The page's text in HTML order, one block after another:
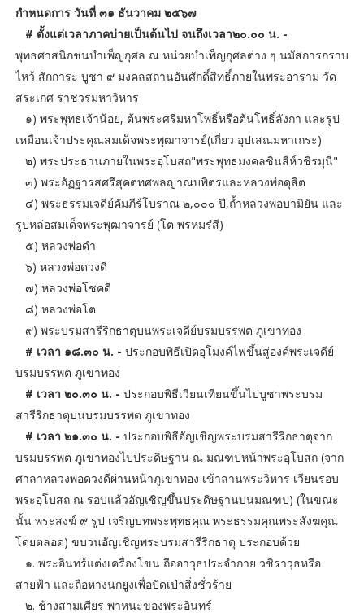
กำหนดการ วันที่ ๓๑ ธันวาคม ๒๕๖๗
# ตั้งแต่เวลาภาคบ่ายเป็นต้นไป จนถึงเวลา๒๐.๐๐ น. -
พุทธศาสนิกชนบำเพ็ญกุศล ณ หน่วยบำเพ็ญกุศลต่าง ๆ นมัสการกราบ
ไหว้ สักการะ บูชา ๙ มงคลสถานอันศักดิ์สิทธิ์ภายในพระอาราม วัด
สระเกศ ราชวรมหาวิหาร
๑) พระพุทธเจ้าน้อย, ต้นพระศรีมหาโพธิ์หรือต้นโพธิ์ลังกา และรูป
เหมือนเจ้าประคุณสมเด็จพระพุฒาจารย์(เกี่ยว อุปเสณมหาเถระ)
๒) พระประธานภายในพระอุโบสถ"พระพุทธมงคลชินสีห์วชิรมุนี"
๓) พระอัฏฐารสศรีสุคตทศพลญาณบพิตรและหลวงพ่อดุสิต
๔) พระธรรมเจดีย์คัมภีร์โบราณ ๒,๐๐๐ ปี,ถ้ำหลวงพ่อบามิยัน และ
รูปหล่อสมเด็จพระพุฒาจารย์ (โต พรหมรํสี)
๕) หลวงพ่อดำ
๖) หลวงพ่อดวงดี
๗) หลวงพ่อโชคดี
๘) หลวงพ่อโต
๙) พระบรมสารีริกธาตุบนพระเจดีย์บรมบรรพต ภูเขาทอง
# เวลา ๑๘.๓๐ น. - ประกอบพิธีเปิดอุโมงค์ไฟขึ้นสู่องค์พระเจดีย์
บรมบรรพต ภูเขาทอง
# เวลา ๒๐.๓๐ น. - ประกอบพิธีเวียนเทียนขึ้นไปบูชาพระบรม
สารีริกธาตุบนบรมบรรพต ภูเขาทอง
# เวลา ๒๑.๓๐ น. - ประกอบพิธีอัญเชิญพระบรมสารีริกธาตุจาก
บรมบรรพต ภูเขาทองไปประดิษฐาน ณ มณฑปหน้าพระอุโบสถ (จาก
ศาลาหลวงพ่อดวงดีผ่านหน้าภูเขาทอง เข้าลานพระวิหาร เวียนรอบ
พระอุโบสถ ณ รอบแล้วอัญเชิญขึ้นประดิษฐานบนมณฑป) (ในขณะ
นั้น พระสงฆ์ ๙ รูป เจริญบทพระพุทธคุณ พระธรรมคุณพระสังฆคุณ
โดยตลอด) ขบวนอัญเชิญพระบรมสารีริกธาตุ ประกอบด้วย
๑. พระอินทร์แต่งเครื่องโขน ถืออาวุธประจำกาย วชิราวุธหรือ
สายฟ้า และถือหางนกยูงเพื่อปัดเป่าสิ่งชั่วร้าย
๒. ช้างสามเศียร พาหนะของพระอินทร์